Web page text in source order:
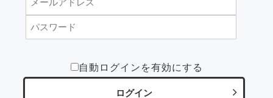
自動ログインを有効にする